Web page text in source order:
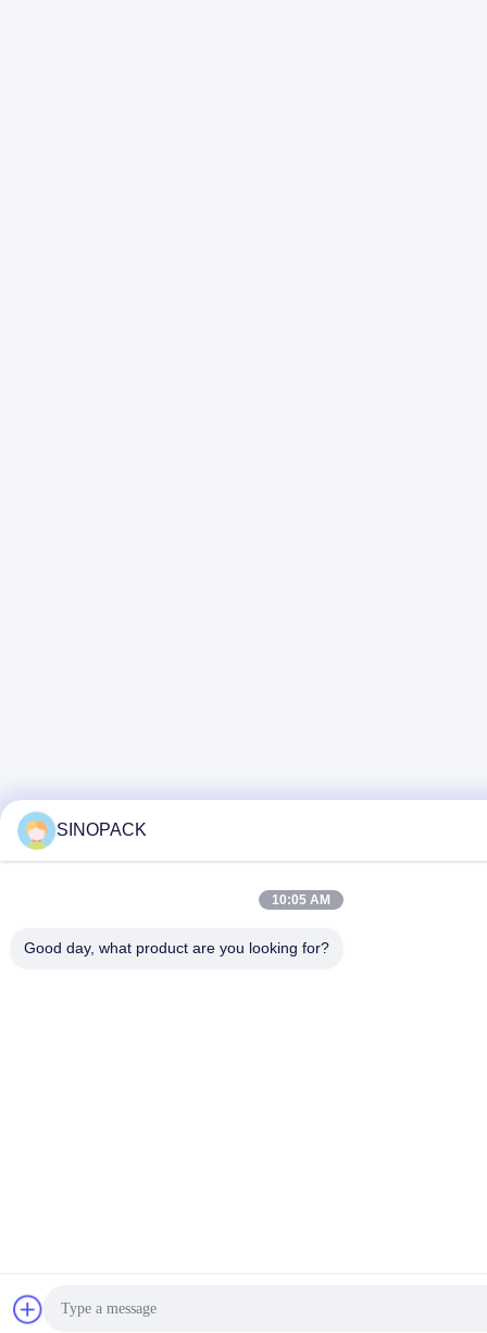
SINOPACK
10:05 AM
Good day, what product are you looking for?